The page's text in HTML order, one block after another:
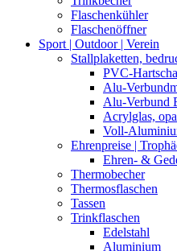
Flaschenkühler
Flaschenöffner
Sport | Outdoor | Verein
Stallplaketten,­
PVC-
Alu-
Alu-Verbund
Acrylglas,
Voll-
Ehrenpreise |
Ehren- &
Thermobecher
Thermosflaschen
Tassen
Trinkflaschen
Edelstahl
Aluminium